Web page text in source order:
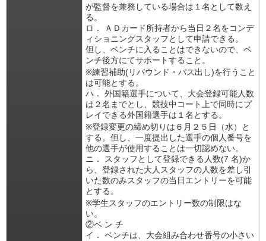
が監督を兼務している場合は１名として数え
る。
ロ． ＡＤカード所持者から当日２名をコンデ
ィショニングスタッフとして申請できる。
但し、ベンチに入ることはできないので、ベ
ンチ後方にてサポートすること。
※練習補助(リバウンド・パス出し)を行うこと
は可能とする。
ハ． 外国籍選手について、大会登録可能人数
は２名までとし、競技中コート上で同時にプ
レイできる外国籍選手は１名とする。
※登録変更の締め切りは６月２５日（水）と
する。但し、一度提出した選手の個人番号を
他の選手が使用することは一切認めない。
ニ． スタッフとして登録できる人数(7 名)か
ら、登録された大人スタッフの人数を差し引
いた数のみスタッフの当日エントリーを可能
とする。
※学生スタッフのエントリー数の制限はな
い。
②ベ ン チ
イ． ベンチは、大会組み合わせ番号の小さい